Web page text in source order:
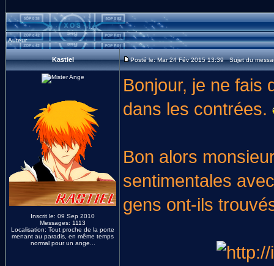
Auteur
Kastiel Posté le: Mar 24 Fév 2015 13:39 Sujet du
Inscrit le: 09 Sep 2010
Messages: 1113
Localisation: Tout proche de la porte
menant au paradis, en même temps
normal pour un ange...
Bonjour, je ne fais
dans les contrées.
Bon alors
sentimentales
gens ont-ils